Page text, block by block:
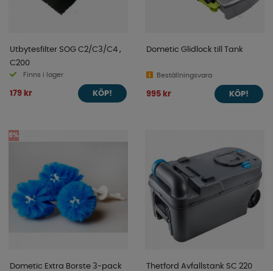
Utbytesfilter SOG C2/C3/C4 ,
C200
Finns i lager
179 kr KÖP!
Dometic Glidlock till Tank
Beställningsvara
995 kr KÖP!
5%
Dometic Extra Borste 3-pack Thetford Avfallstank SC 220